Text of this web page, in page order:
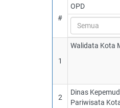
#
OPD
Semua
1
Walidata Kota
2
Dinas
Pariwisata